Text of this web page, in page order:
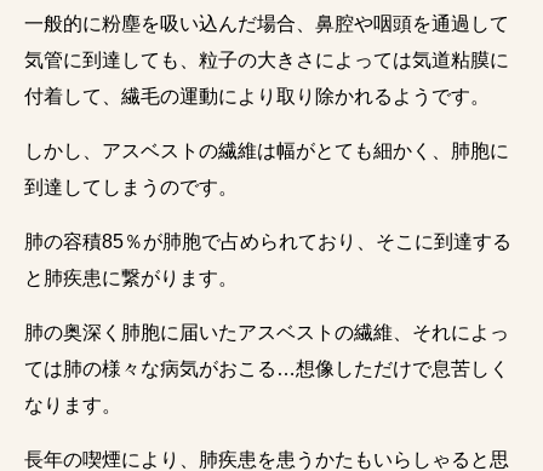
一般的に粉塵を吸い込んだ場合、鼻腔や咽頭を通過して
気管に到達しても、粒子の大きさによっては気道粘膜に
付着して、繊毛の運動により取り除かれるようです。
しかし、アスベストの繊維は幅がとても細かく、肺胞に
到達してしまうのです。
肺の容積85％が肺胞で占められており、そこに到達する
と肺疾患に繋がります。
肺の奥深く肺胞に届いたアスベストの繊維、それによっ
ては肺の様々な病気がおこる…想像しただけで息苦しく
なります。
長年の喫煙により、肺疾患を患うかたもいらしゃると思